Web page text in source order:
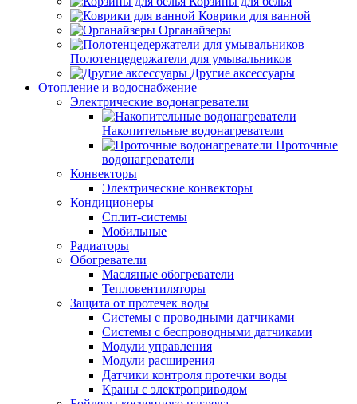
Коврики для ванной
Органайзеры
Полотенцедержатели для умывальников
Другие аксессуары
Отопление и водоснабжение
Электрические водонагреватели
Накопительные водонагреватели
Проточные
водонагреватели
Конвекторы
Электрические конвекторы
Кондиционеры
Сплит-системы
Мобильные
Радиаторы
Обогреватели
Масляные обогреватели
Тепловентиляторы
Защита от протечек воды
Системы с проводными датчиками
Системы с беспроводными датчиками
Модули управления
Модули расширения
Датчики контроля протечки воды
Краны с электроприводом